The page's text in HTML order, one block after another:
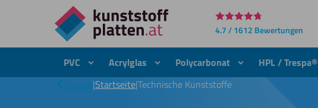
Direkt
zum
4.7 / 1612 Bewertungen
PVC Acrylglas Polycarbonat HPL / Trespa®
Zurück|Startseite|Technische Kunststoffe